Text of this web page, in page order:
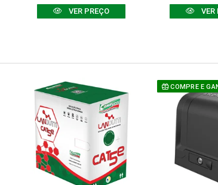
VER PREÇO VER
COMPRE E